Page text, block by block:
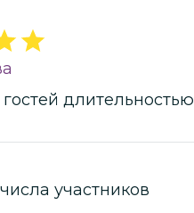
длительностью
участников